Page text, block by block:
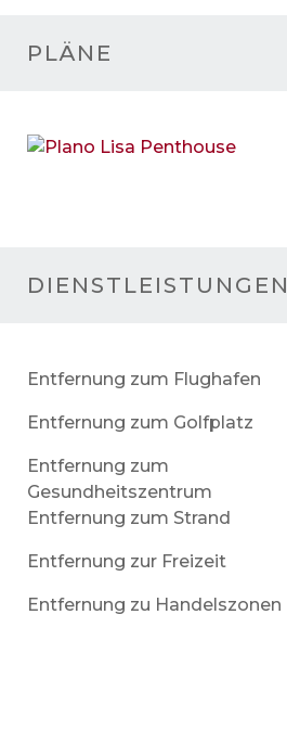
PLÄNE
DIENSTLEISTUNGEN
Entfernung zum Flughafen
Entfernung zum Golfplatz
Entfernung zum
Gesundheitszentrum
Entfernung zum Strand
Entfernung zur Freizeit
Entfernung zu Handelszonen